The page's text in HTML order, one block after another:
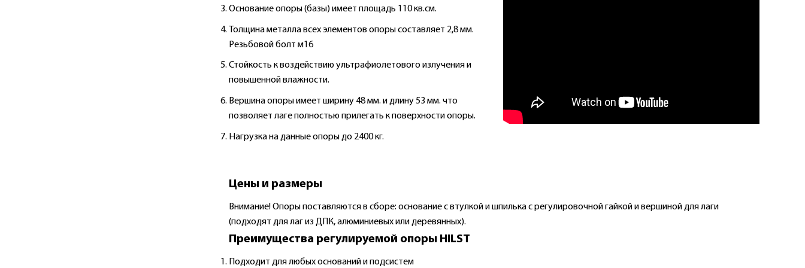
Основание опоры (базы) имеет площадь 110 кв.см.
Толщина металла всех элементов опоры составляет 2,8 мм.
Резьбовой болт м16
Стойкость к воздействию ультрафиолетового излучения и
повышенной влажности.
Вершина опоры имеет ширину 48 мм. и длину 53 мм. что
позволяет лаге полностью прилегать к поверхности опоры.
Нагрузка на данные опоры до 2400 кг.
Цены и размеры
Внимание! Опоры поставляются в сборе: основание с втулкой и шпилька с регулировочной гайкой и вершиной для лаги
(подходят для лаг из ДПК, алюминиевых или деревянных).
Преимущества регулируемой опоры HILST
Подходит для любых оснований и подсистем